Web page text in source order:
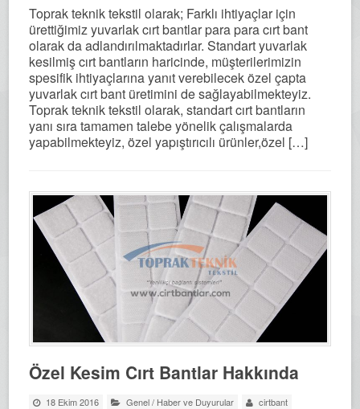
Toprak teknik tekstil olarak; Farklı ihtiyaçlar için
ürettiğimiz yuvarlak cırt bantlar para para cırt bant
olarak da adlandırılmaktadırlar. Standart yuvarlak
kesilmiş cırt bantların haricinde, müşterilerimizin
spesifik ihtiyaçlarına yanıt verebilecek özel çapta
yuvarlak cırt bant üretimini de sağlayabilmekteyiz.
Toprak teknik tekstil olarak, standart cırt bantların
yanı sıra tamamen talebe yönelik çalışmalarda
yapabilmekteyiz, özel yapıştırıcılı ürünler,özel […]
Özel Kesim Cırt Bantlar Hakkında
18 Ekim 2016 Genel/ Haber ve Duyurular cirtbant